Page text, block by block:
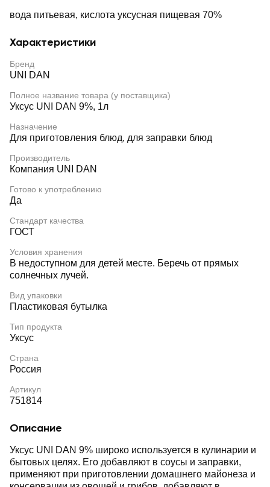
вода питьевая, кислота уксусная пищевая 70%
Характеристики
Бренд
UNI DAN
Полное название товара (у поставщика)
Уксус UNI DAN 9%, 1л
Назначение
Для приготовления блюд, для заправки блюд
Производитель
Компания UNI DAN
Готово к употреблению
Да
Стандарт качества
ГОСТ
Условия хранения
В недоступном для детей месте. Беречь от прямых
солнечных лучей.
Вид упаковки
Пластиковая бутылка
Тип продукта
Уксус
Страна
Россия
Артикул
751814
Описание
Уксус UNI DAN 9% широко используется в кулинарии и
бытовых целях. Его добавляют в соусы и заправки,
применяют при приготовлении домашнего майонеза и